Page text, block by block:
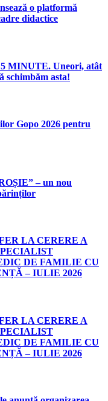
o platformă
didactice
5 MINUTE. Uneori, atât
schimbăm asta!
Gopo 2026 pentru
– un nou
LA CERERE A
DE FAMILIE CU
– IULIE 2026
LA CERERE A
DE FAMILIE CU
– IULIE 2026